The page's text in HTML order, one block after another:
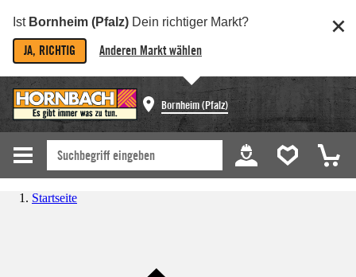
Ist Bornheim (Pfalz) Dein richtiger Markt?
JA, RICHTIG Anderen Markt wählen
Bornheim (Pfalz)
Startseite